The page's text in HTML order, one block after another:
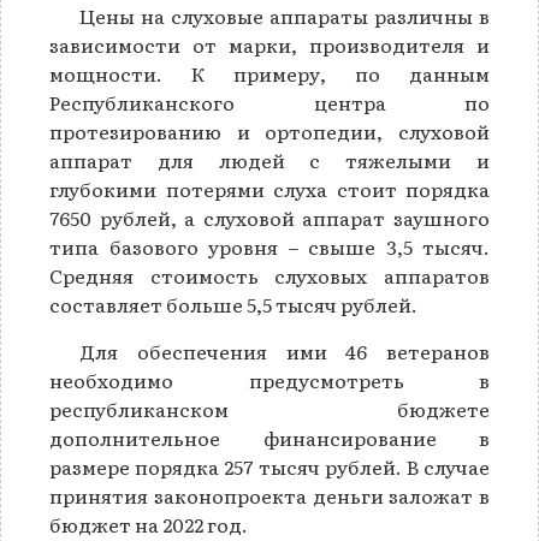
Цены на слуховые аппараты различны в
зависимости от марки, производителя и
мощности. К примеру, по данным
Республиканского центра по
протезированию и ортопедии, слуховой
аппарат для людей с тяжелыми и
глубокими потерями слуха стоит порядка
7650 рублей, а слуховой аппарат заушного
типа базового уровня – свыше 3,5 тысяч.
Средняя стоимость слуховых аппаратов
составляет больше 5,5 тысяч рублей.
Для обеспечения ими 46 ветеранов
необходимо предусмотреть в
республиканском бюджете
дополнительное финансирование в
размере порядка 257 тысяч рублей. В случае
принятия законопроекта деньги заложат в
бюджет на 2022 год.